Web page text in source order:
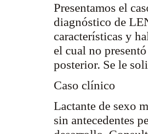
Presentamos el
diagnóstico de
características y
el cual no
posterior. Se le
Caso clínico
Lactante de sexo
sin antecedentes